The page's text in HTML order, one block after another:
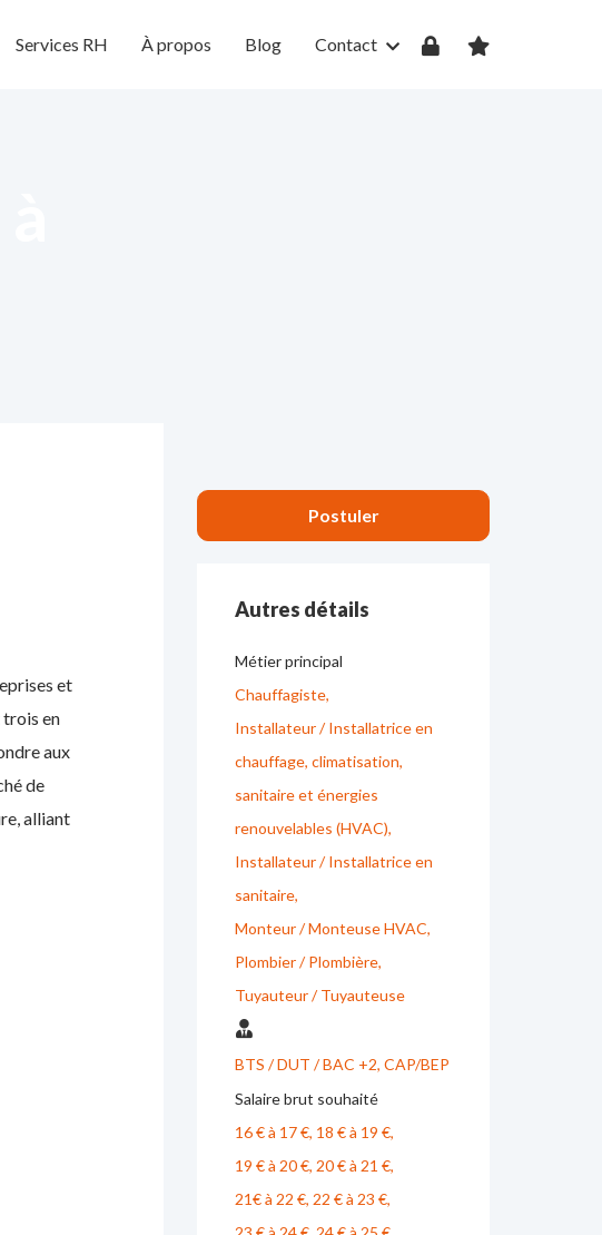
Services RH À propos Blog Contact
et
trois en
aux
de
alliant
Autres détails
Métier principal
Chauffagiste
Installateur / Installatrice en
chauffage, climatisation,
sanitaire et énergies
renouvelables (HVAC)
Installateur / Installatrice en
sanitaire
Monteur / Monteuse HVAC
Plombier / Plombière
Tuyauteur / Tuyauteuse
BTS / DUT / BAC +2 CAP/BEP
Salaire brut souhaité
16 € à 17 € 18 € à 19 €
19 € à 20 € 20 € à 21 €
21€ à 22 € 22 € à 23 €